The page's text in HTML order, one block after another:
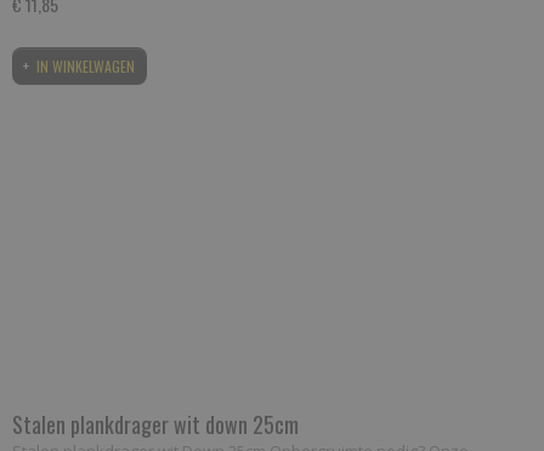
IN WINKELWAGEN
Stalen plankdrager wit down 25cm